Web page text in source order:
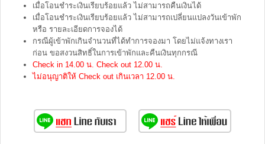
เมื่อโอนชำระเงินเรียบร้อยแล้ว ไม่สามารถคืนเงินได้
เมื่อโอนชำระเงินเรียบร้อยแล้ว ไม่สามารถเปลี่ยนแปลงวันเข้าพัก
หรือ รายละเอียดการจองได้
กรณีผู้เข้าพักเกินจำนวนที่ได้ทำการจองมา โดยไม่แจ้งทางเรา
ก่อน ขอสงวนสิทธิ์ในการเข้าพักและคืนเงินทุกกรณี
Check in 14.00 น. Check out 12.00 น.
ไม่อนุญาติให้ Check out เกินเวลา 12.00 น.